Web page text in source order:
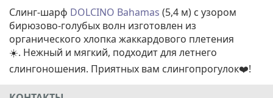
Слинг-шарф DOLCINO Bahamas (5,4 м) с узором
бирюзово-голубых волн изготовлен из
органического хлопка жаккардового плетения
☀️. Нежный и мягкий, подходит для летнего
слингоношения. Приятных вам слингопрогулок❤️!